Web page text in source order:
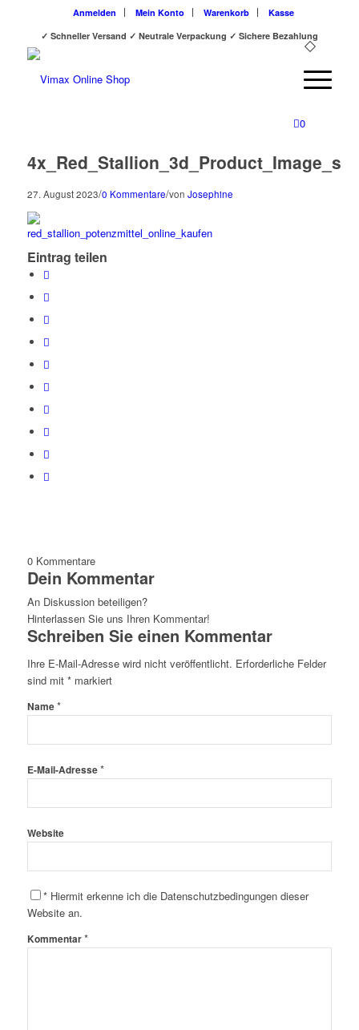
Anmelden Mein Konto Warenkorb
Kasse
✓ Schneller Versand ✓ Neutrale Verpackung ✓ Sichere Bezahlung
0
4x_Red_Stallion_3d_Product_Image_s
27. August 2023/0 Kommentare/von Josephine
Eintrag teilen
0 Kommentare
Dein Kommentar
An Diskussion beteiligen?
Hinterlassen Sie uns Ihren Kommentar!
Schreiben Sie einen Kommentar
Ihre E-Mail-Adresse wird nicht veröffentlicht. Erforderliche Felder
sind mit *markiert
Name*
E-Mail-Adresse*
Website
*Hiermit erkenne ich die Datenschutzbedingungen dieser
Website an.
Kommentar*